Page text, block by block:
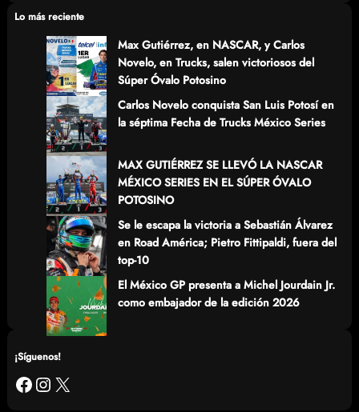
cLo más reciente
Max Gutiérrez, en NASCAR, y Carlos
Novelo, en Trucks, salen victoriosos del
Súper Óvalo Potosino
Carlos Novelo conquista San Luis Potosí en
la séptima Fecha de Trucks México Series
MAX GUTIÉRREZ SE LLEVÓ LA NASCAR
MÉXICO SERIES EN EL SÚPER ÓVALO
POTOSINO
Se le escapa la victoria a Sebastián Álvarez
en Road América; Pietro Fittipaldi, fuera del
top-10
El México GP presenta a Michel Jourdain Jr.
como embajador de la edición 2026
¡Síguenos!
Facebook Instagram X